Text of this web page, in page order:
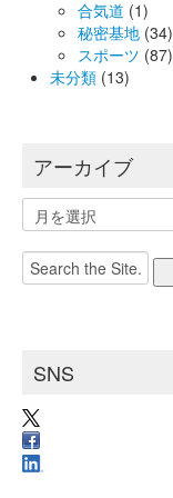
合気道 (1)
秘密基地 (34)
スポーツ (87)
未分類 (13)
アーカイブ
ア
ー
カ
イ
Search
for:
SNS